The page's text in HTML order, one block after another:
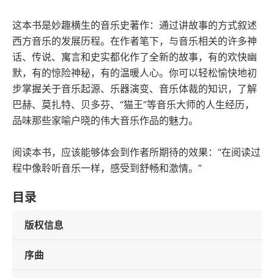
这本书是妙趣横生的音乐史著作：通过讲故事的方式叙述
西方音乐的发展历程。在作者笔下，与音乐相关的许多神
话、传说、寓言和史实都化作了全新的故事，有的欢快幽
默，有的惊险神秘，有的温暖人心。你可以轻松愉快地初
步掌握关于音乐起源、乐器演变、音乐体裁的知识，了解
巴赫、莫扎特、贝多芬、“猫王”等音乐大师的人生经历，
品味那些家喻户晓的伟大音乐作品的魅力。
阅读本书，应该能够体会到作者所期待的效果：“在阅读过
程中像聆听音乐一样，感受到舒畅和激情。”
目录
版权信息
序曲